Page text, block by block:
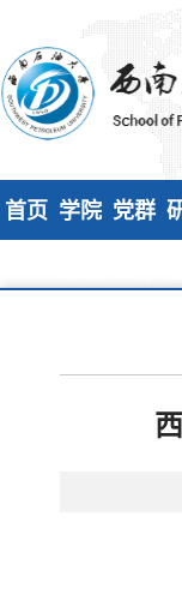
首页 学院 党群